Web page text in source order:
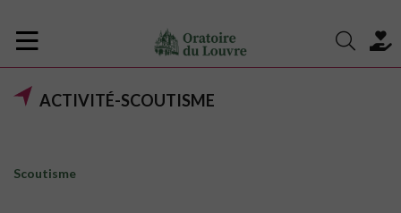
ACTIVITÉ-SCOUTISME
Scoutisme